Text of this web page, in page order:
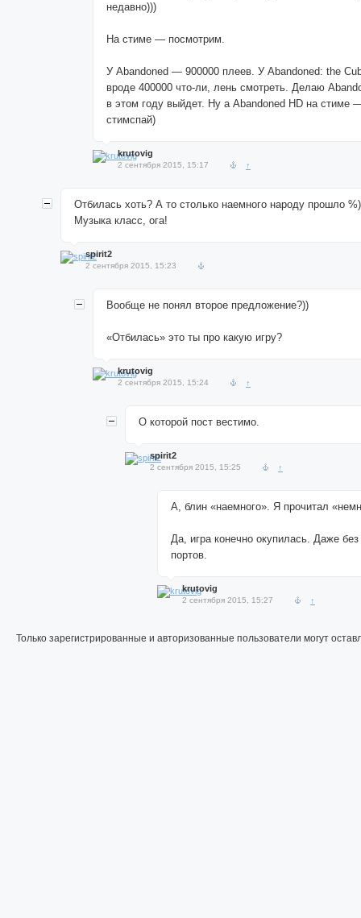
недавно)))
На стиме — посмотрим.
У Abandoned — 900000 плеев. У Abandoned: the
вроде 400000 что-ли, лень смотреть. Делаю
в этом году выйдет. Ну а Abandoned HD на стиме
стимспай)
krutovig
2 сентября 2015, 15:17 ↑
Отбилась хоть? А то столько наемного народу прошло %)
Музыка класс, ога!
spirit2
2 сентября 2015, 15:23
Вообще не понял второе предложение?))
«Отбилась» это ты про какую игру?
krutovig
2 сентября 2015, 15:24 ↑
О которой пост вестимо.
spirit2
2 сентября 2015, 15:25 ↑
А, блин «наемного». Я прочитал
Да, игра конечно окупилась. Даже
портов.
krutovig
2 сентября 2015, 15:27 ↑
Только зарегистрированные и авторизованные пользователи могут